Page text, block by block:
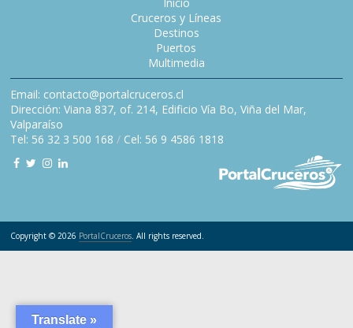
Cruceros y Líneas
Destinos
Puertos
Multimedia
Email: contacto@portalcruceros.cl
Dirección: Viana 837, of. 214, Edificio Vía Bo, Viña del Mar,
Valparaíso
Tel: 56 32 3 500 168 / Cel: 56 9 4586 1818
Copyright © 2026 PortalCruceros. All rights reserved.
Translate »